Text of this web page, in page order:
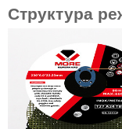
Структура